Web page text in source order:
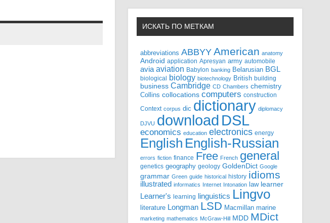
ИСКАТЬ ПО МЕТКАМ
abbreviations ABBYY American anatomy
Android application Apresyan army automobile
avia aviation Babylon banking Belarusian BGL
biological biology biotechnology British building
business Cambridge CD Chambers chemistry
Collins collocations computers construction
Context corpus dic dictionary diplomacy
DJVU download DSL
economics education electronics energy
English English-Russian
errors fiction finance Free French general
genetics geography geology GoldenDict Google
grammar Green guide historical history idioms
illustrated informatics Internet Intonation law learner
Learner's learning linguistics Lingvo
literature Longman LSD Macmillan marine
marketing mathematics McGraw-Hill MDD MDict